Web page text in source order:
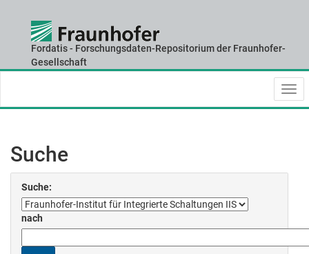
navigation
Fordatis - Forschungsdaten-Repositorium der Fraunhofer-
Gesellschaft
Suche
Suche:
nach